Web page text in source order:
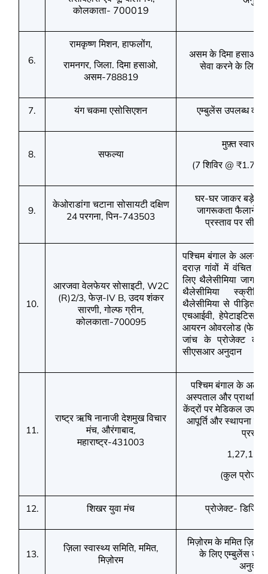
कोलकाता- 700019
6.
रामकृष्ण मिशन,हाफलोंग,
रामनगर,जिला. दिमा हसाओ,
असम-788819
असम के दिमा हसाओ
सेवा करने के लिए
7. यंग चकमा एसोसिएशन एम्बुलेंस उपलब्ध
8. सफल्‍या
मुफ़्त स्वास्थ्य
(7शिविर @ ₹1.7
9.
केओराडांगा चटाना सोसायटी दक्षिण
24परगना,पिन-743503
घर-घर जाकर बड़े
जागरूकता फैलाने
प्रस्ताव पर
10.
आरजवा वेलफेयर सोसाइटी, W2C
(R)2/3,फेज़-IV B,उदय शंकर
सारणी,गोल्फ ग्रीन,
कोलकाता-700095
पश्चिम बंगाल के अलग-
दराज़ गांवों में वंचित
लिए थैलेसीमिया
थैलेसीमिया
थैलेसीमिया से पीड़ित
एचआईवी,हेपेटाइटिस बी
आयरन ओवरलोड
जांच के प्रोजेक्ट का
सीएसआर अनुदान
11.
राष्ट्र ऋषि नानाजी देशमुख विचार
मंच, औरंगाबाद,
महाराष्ट्र-431003
पश्चिम बंगाल के
अस्पताल और प्राथमिक
केंद्रों पर मेडिकल
आपूर्ति और स्‍थापना के
प्रस्ताव
(कुल
12. शिखर युवा मंच प्रोजेक्ट-
13.
ज़िला स्वास्थ्य समिति,ममित,
मिज़ोरम
मिज़ोरम के ममित ज़िले
के लिए एम्बुलेंस